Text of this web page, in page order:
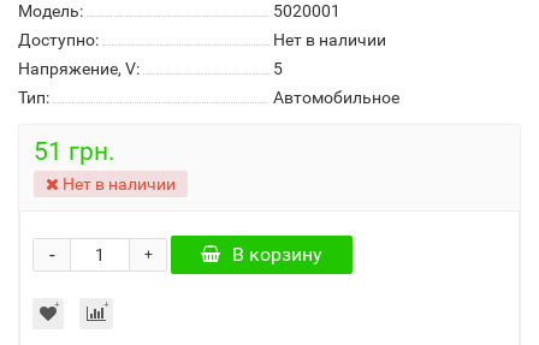
Модель:
5020001
Доступно:
Нет в наличии
Напряжение, V:
5
Тип:
Автомобильное
51 грн.
Нет в наличии
+
- В корзину